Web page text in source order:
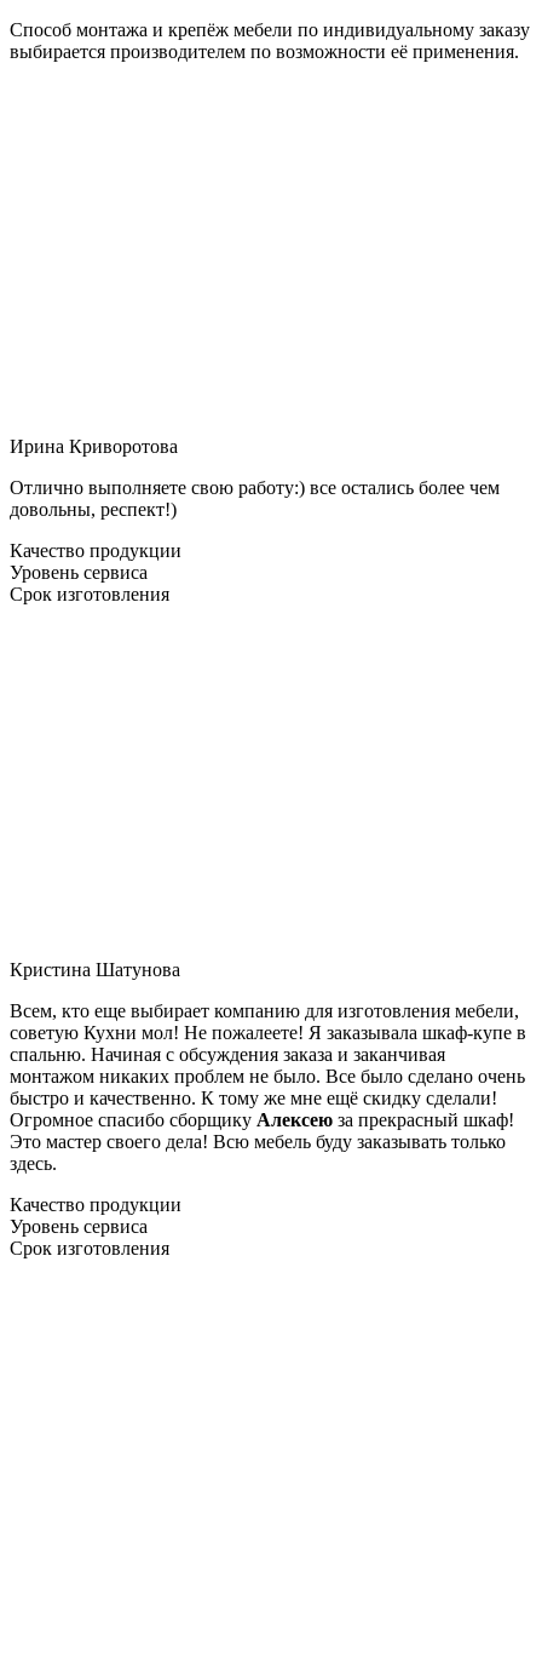
Способ монтажа и крепёж мебели по индивидуальному заказу
выбирается производителем по возможности её применения.
Ирина Криворотова
Отлично выполняете свою работу:) все остались более чем
довольны, респект!)
Качество продукции
Уровень сервиса
Срок изготовления
Кристина Шатунова
Всем, кто еще выбирает компанию для изготовления мебели,
советую Кухни мол! Не пожалеете! Я заказывала шкаф-купе в
спальню. Начиная с обсуждения заказа и заканчивая
монтажом никаких проблем не было. Все было сделано очень
быстро и качественно. К тому же мне ещё скидку сделали!
Огромное спасибо сборщику Алексею за прекрасный шкаф!
Это мастер своего дела! Всю мебель буду заказывать только
здесь.
Качество продукции
Уровень сервиса
Срок изготовления